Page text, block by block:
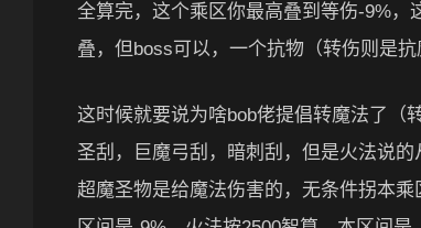
全算完，这个乘区你最高叠到等伤-9%
叠，但boss可以，一个抗物（转伤则是
这时候就要说为啥bob佬提倡转魔法了（
圣刮，巨魔弓刮，暗刺刮，但是火法说
超魔圣物是给魔法伤害的，无条件拐本